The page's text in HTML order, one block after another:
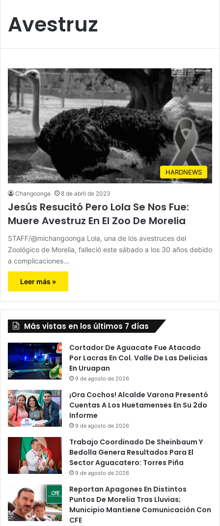
Avestruz
HARDNEWS
Changoonga 8 de abril de 2023
Jesús Resucitó Pero Lola Se Nos Fue:
Muere Avestruz En El Zoo De Morelia
STAFF/@michangoonga Lola, una de los avestruces del
Zoológico de Morelia, falleció este sábado a los 30 años debido
a complicaciones…
Leer más »
Más vistas en los últimos 7 días
Cortador De Aguacate Fue Atacado
Por Lacras En Col. Valle De Las Delicias
En Uruapan
9 de agosto de 2026
¡Ora Cochos! Alcalde Varona Presentó
Cuentas A Los Huetamenses En Su 2do
Informe
9 de agosto de 2026
Trabajo Coordinado De Sheinbaum Y
Bedolla Genera Resultados Para El
Sector Aguacatero: Torres Piña
9 de agosto de 2026
Reportan Apagones En Distintos
Puntos De Morelia Tras Lluvias;
Municipio Mantiene Comunicación Con
CFE